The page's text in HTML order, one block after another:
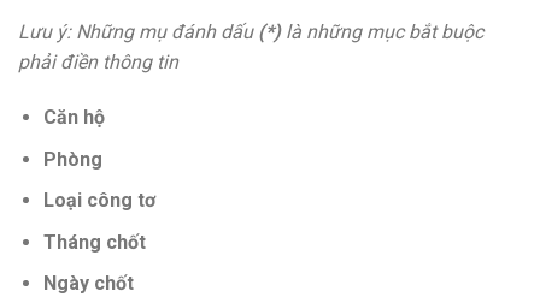
Lưu ý: Những mụ đánh dấu (*)là những mục bắt buộc
phải điền thông tin
Căn hộ
Phòng
Loại công tơ
Tháng chốt
Ngày chốt